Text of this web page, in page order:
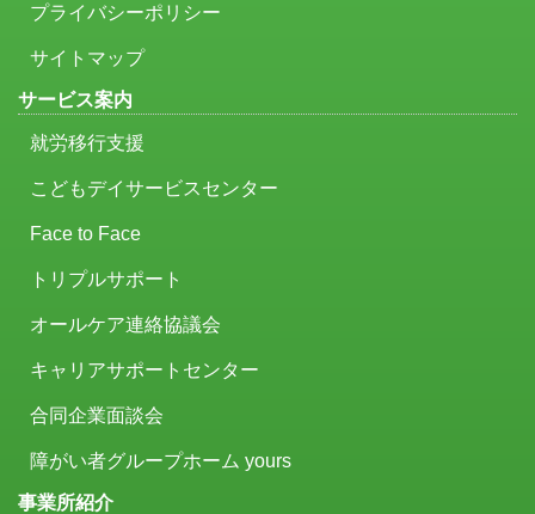
プライバシーポリシー
サイトマップ
サービス案内
就労移行支援
こどもデイサービスセンター
Face to Face
トリプルサポート
オールケア連絡協議会
キャリアサポートセンター
合同企業面談会
障がい者グループホーム yours
事業所紹介